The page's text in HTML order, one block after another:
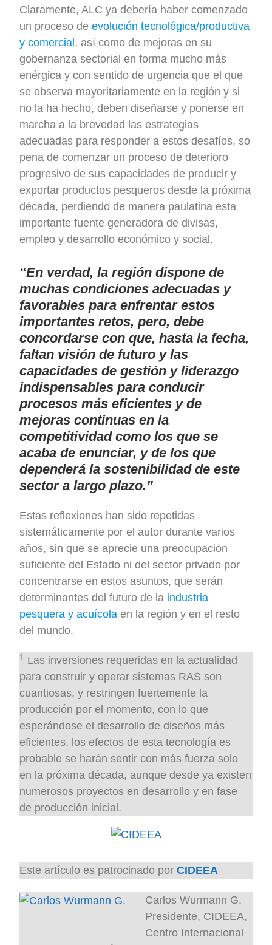
Claramente, ALC ya debería haber comenzado
un proceso deevolución tecnológica/productiva
y comercial , así como de mejoras en su
gobernanza sectorial en forma mucho más
enérgica y con sentido de urgencia que el que
se observa mayoritariamente en la región y si
no la ha hecho, deben diseñarse y ponerse en
marcha a la brevedad las estrategias
adecuadas para responder a estos desafíos, so
pena de comenzar un proceso de deterioro
progresivo de sus capacidades de producir y
exportar productos pesqueros desde la próxima
década, perdiendo de manera paulatina esta
importante fuente generadora de divisas,
empleo y desarrollo económico y social.
“En verdad, la región dispone de
muchas condiciones adecuadas y
favorables para enfrentar estos
importantes retos, pero, debe
concordarse con que, hasta la fecha,
faltan visión de futuro y las
capacidades de gestión y liderazgo
indispensables para conducir
procesos más eficientes y de
mejoras continuas en la
competitividad como los que se
acaba de enunciar, y de los que
dependerá la sostenibilidad de este
sector a largo plazo.”
Estas reflexiones han sido repetidas
sistemáticamente por el autor durante varios
años, sin que se aprecie una preocupación
suficiente del Estado ni del sector privado por
concentrarse en estos asuntos, que serán
determinantes del futuro de la industria
pesquera y acuícola en la región y en el resto
del mundo.
1 Las inversiones requeridas en la actualidad
para construir y operar sistemas RAS son
cuantiosas, y restringen fuertemente la
producción por el momento, con lo que
esperándose el desarrollo de diseños más
eficientes, los efectos de esta tecnología es
probable se harán sentir con más fuerza solo
en la próxima década, aunque desde ya existen
numerosos proyectos en desarrollo y en fase
de producción inicial.
Este artículo es patrocinado porCIDEEA
Carlos Wurmann G.
Presidente, CIDEEA,
Centro Internacional